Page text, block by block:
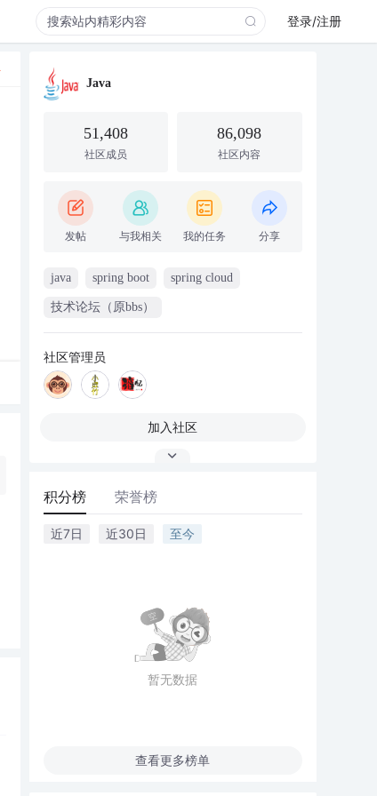
登录/注册
Java
51,408
社区成员
86,098
社区内容
发帖 与我相关 我的任务 分享
java spring boot spring cloud
技术论坛（原bbs）
社区管理员
加入社区
积分榜 荣誉榜
近7日 近30日 至今
暂无数据
查看更多榜单